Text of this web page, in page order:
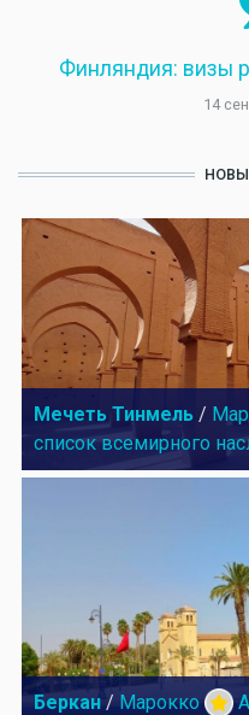
Финляндия: визы
14
Мечеть Тинмель /
список всемирного
Беркан / Марокко